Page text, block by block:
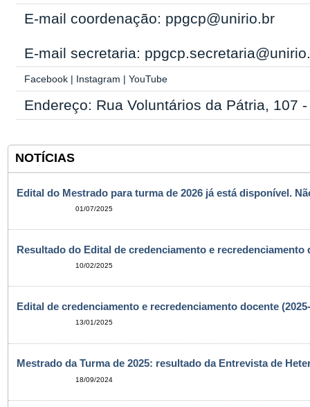
E-mail coordenação: ppgcp@unirio.br
E-mail secretaria:
Facebook| Instagram | YouTube
Endereço: Rua Voluntários da Pátria, 107
NOTÍCIAS
Edital do Mestrado para turma de 2026 já está disponível.
01/07/2025
Resultado do Edital de credenciamento e recredenciamento
10/02/2025
Edital de credenciamento e recredenciamento docente
13/01/2025
Mestrado da Turma de 2025: resultado da Entrevista de
18/09/2024